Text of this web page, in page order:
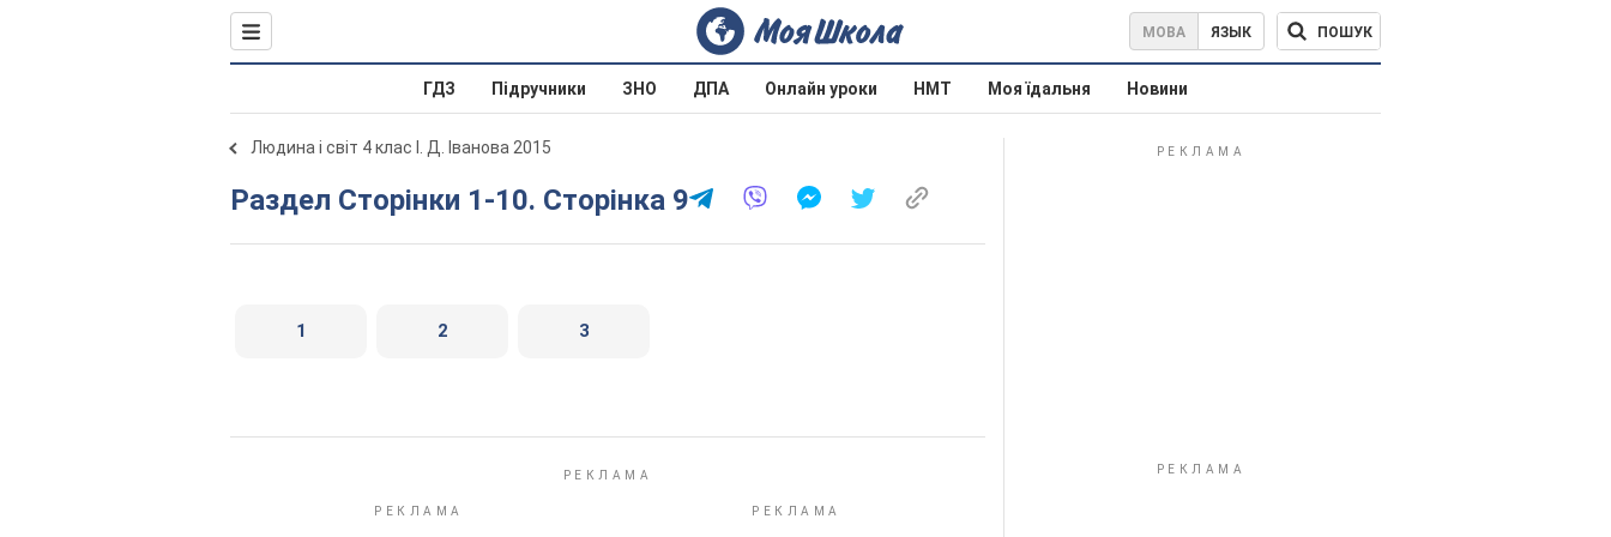
МОВА ЯЗЫК ПОШУК
ГДЗ Підручники ЗНО ДПА Онлайн уроки НМТ Моя їдальня Новини
Людина і світ 4 клас І. Д. Іванова 2015
Раздел Сторінки 1-10. Сторінка 9
1 2 3